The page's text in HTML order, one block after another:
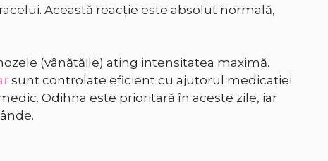
Această reacție este absolut normală,
(vânătăile) ating intensitatea maximă.
sunt controlate eficient cu ajutorul medicației
Odihna este prioritară în aceste zile, iar